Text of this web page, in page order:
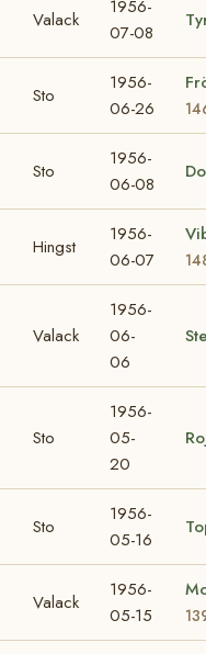
Valack
1956-
07-08
Sto
1956-
06-26
Sto
1956-
06-08
Hingst
1956-
06-07
Valack
1956-
06-
06
Sto
1956-
05-
20
Sto
1956-
05-16
Valack
1956-
05-15